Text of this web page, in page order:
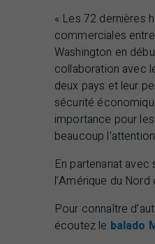
« Les 72 dernières
commerciales
Washington en
collaboration avec
deux pays et leur
sécurité
importance pour
beaucoup
En partenariat avec
l’Amérique du
Pour connaître
écoutez le balado